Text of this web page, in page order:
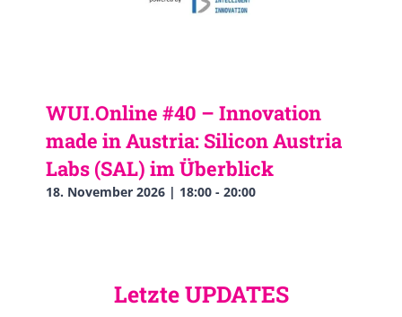
WUI.Online #40 – Innovation
made in Austria: Silicon Austria
Labs (SAL) im Überblick
18. November 2026 | 18:00 - 20:00
Letzte UPDATES